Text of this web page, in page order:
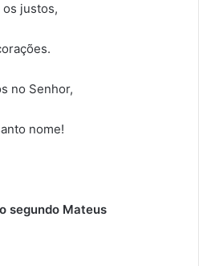
os justos,
no Senhor,
nome!
segundo Mateus